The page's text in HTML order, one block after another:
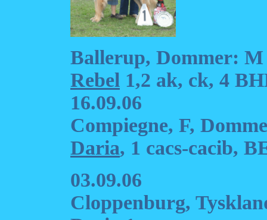
Ballerup, Dommer: M
Rebel 1,2 ak, ck, 4
16.09.06
Compiegne, F,
Daria, 1 cacs-cacib,
03.09.06
Cloppenburg,